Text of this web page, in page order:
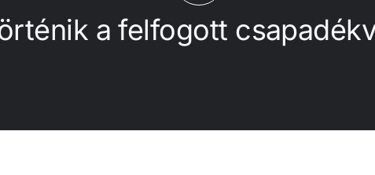
a felfogott
jeladóval ellátott kerül elhelyezésre, amely a tartályok
az Önkormányzat munkatársai folyamatosan követhetik az